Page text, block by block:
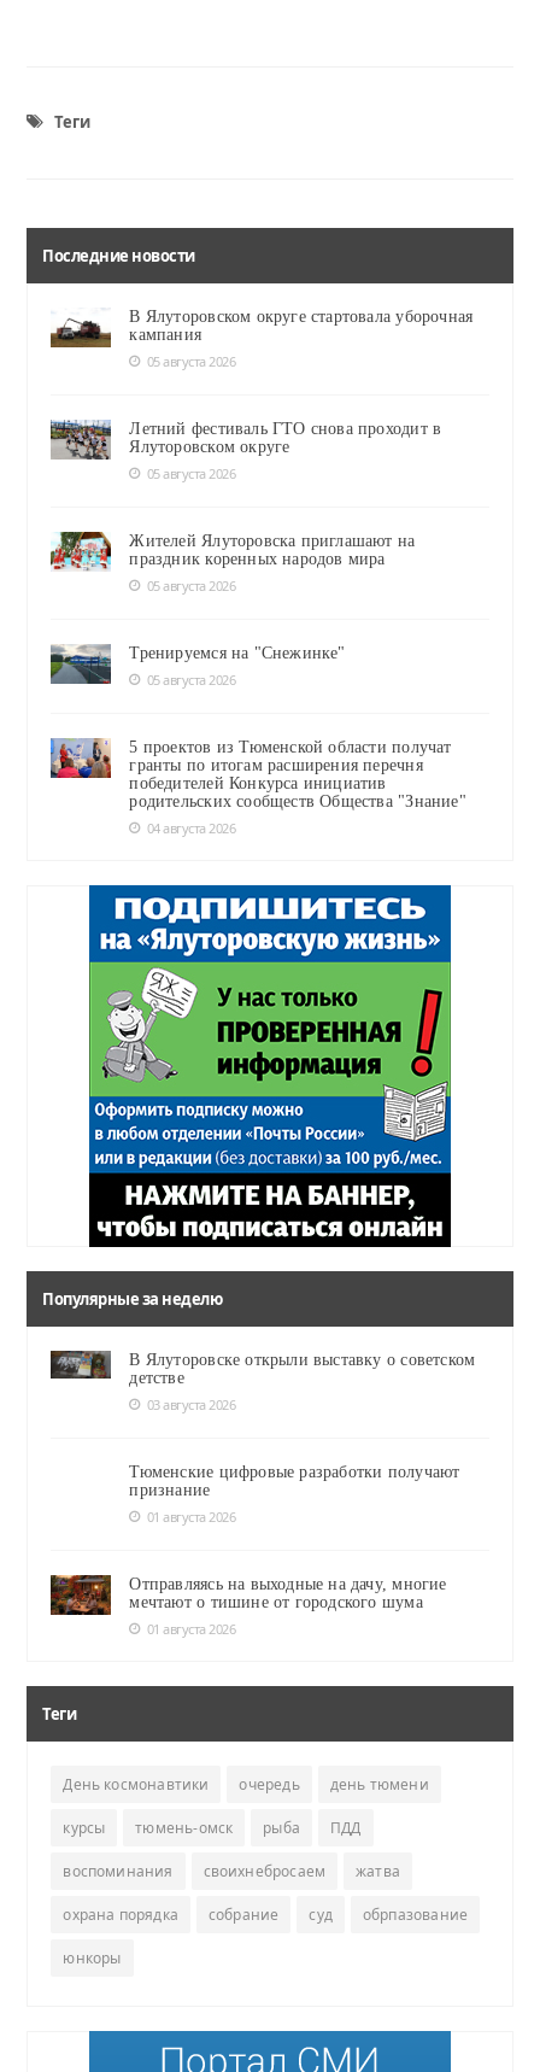
Теги
Последние новости
В Ялуторовском округе стартовала уборочная
кампания
05 августа 2026
Летний фестиваль ГТО снова проходит в
Ялуторовском округе
05 августа 2026
Жителей Ялуторовска приглашают на
праздник коренных народов мира
05 августа 2026
Тренируемся на "Снежинке"
05 августа 2026
5 проектов из Тюменской области получат
гранты по итогам расширения перечня
победителей Конкурса инициатив
родительских сообществ Общества "Знание"
04 августа 2026
Популярные за неделю
В Ялуторовске открыли выставку о советском
детстве
03 августа 2026
Тюменские цифровые разработки получают
признание
01 августа 2026
Отправляясь на выходные на дачу, многие
мечтают о тишине от городского шума
01 августа 2026
Теги
День космонавтики очередь день тюмени
курсы тюмень-омск рыба ПДД
воспоминания своихнебросаем жатва
охрана порядка собрание суд обрпазование
юнкоры